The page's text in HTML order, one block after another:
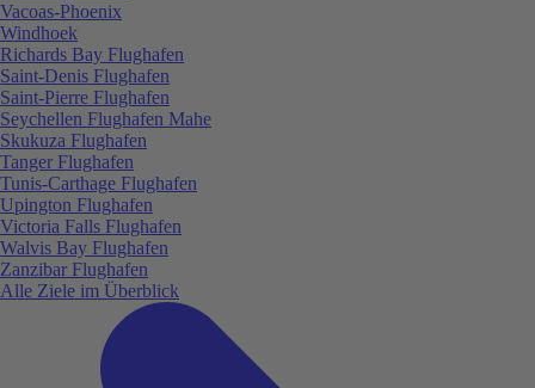
Vacoas-Phoenix
Windhoek
Richards Bay Flughafen
Saint-Denis Flughafen
Saint-Pierre Flughafen
Seychellen Flughafen Mahe
Skukuza Flughafen
Tanger Flughafen
Tunis-Carthage Flughafen
Upington Flughafen
Victoria Falls Flughafen
Walvis Bay Flughafen
Zanzibar Flughafen
Alle Ziele im Überblick